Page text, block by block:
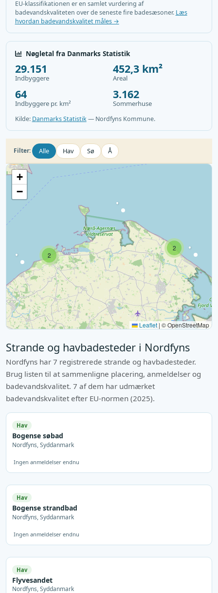
EU-klassifikationen er en samlet vurdering af
badevandskvaliteten over de seneste fire badesæsoner. Læs
hvordan badevandskvalitet måles →
Nøgletal fra Danmarks Statistik
29.151
Indbyggere
452,3 km²
Areal
64
Indbyggere pr. km²
3.162
Sommerhuse
Kilde: Danmarks Statistik— Nordfyns Kommune.
Filter: Alle Hav Sø Å
2
2
+
−
Leaflet | © OpenStreetMap
Strande og havbadesteder i Nordfyns
Nordfyns har 7 registrerede strande og havbadesteder.
Brug listen til at sammenligne placering, anmeldelser og
badevandskvalitet. 7 af dem har udmærket
badevandskvalitet efter EU-normen (2025).
Hav
Bogense søbad
Nordfyns, Syddanmark
Ingen anmeldelser endnu
Hav
Bogense strandbad
Nordfyns, Syddanmark
Ingen anmeldelser endnu
Hav
Flyvesandet
Nordfyns, Syddanmark